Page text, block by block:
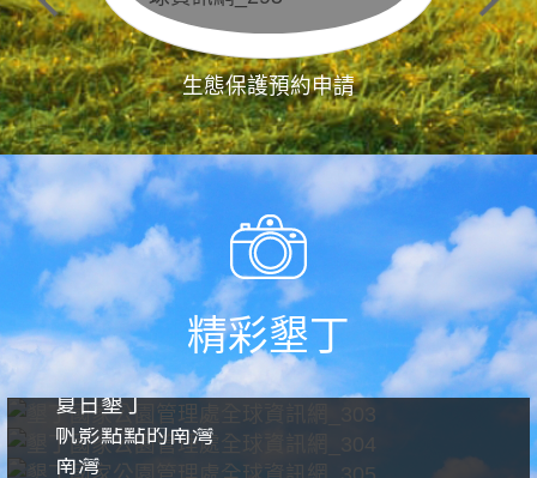
生態保護預約申請
精彩墾丁
夏日墾丁
帆影點點的南灣
南灣